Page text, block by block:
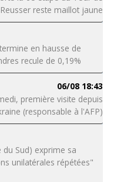
reste maillot jaune
en hausse de
recule de 0,19%
06/08 18:43
première visite depuis
(responsable à l'AFP)
Sud) exprime sa
unilatérales répétées"